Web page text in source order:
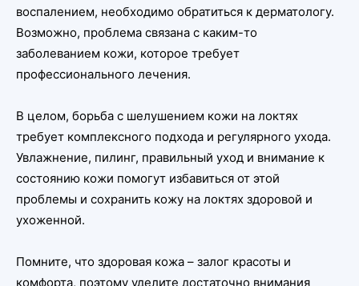
воспалением, необходимо обратиться к дерматологу.
Возможно, проблема связана с каким-то
заболеванием кожи, которое требует
профессионального лечения.
В целом, борьба с шелушением кожи на локтях
требует комплексного подхода и регулярного ухода.
Увлажнение, пилинг, правильный уход и внимание к
состоянию кожи помогут избавиться от этой
проблемы и сохранить кожу на локтях здоровой и
ухоженной.
Помните, что здоровая кожа – залог красоты и
комфорта, поэтому уделите достаточно внимания